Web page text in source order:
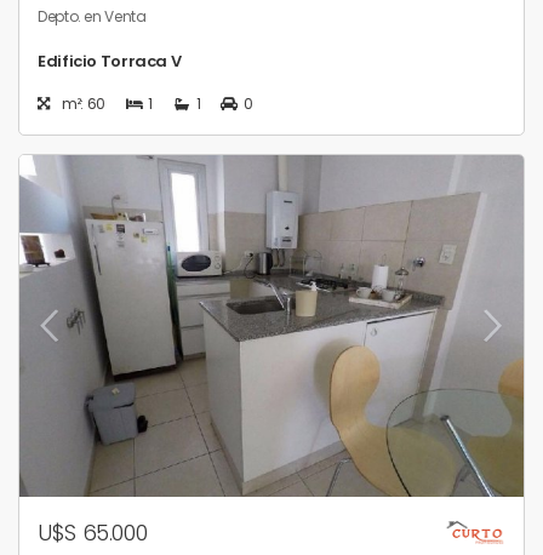
Depto. en Venta
Edificio Torraca V
m²: 60 1 1 0
U$S 65.000